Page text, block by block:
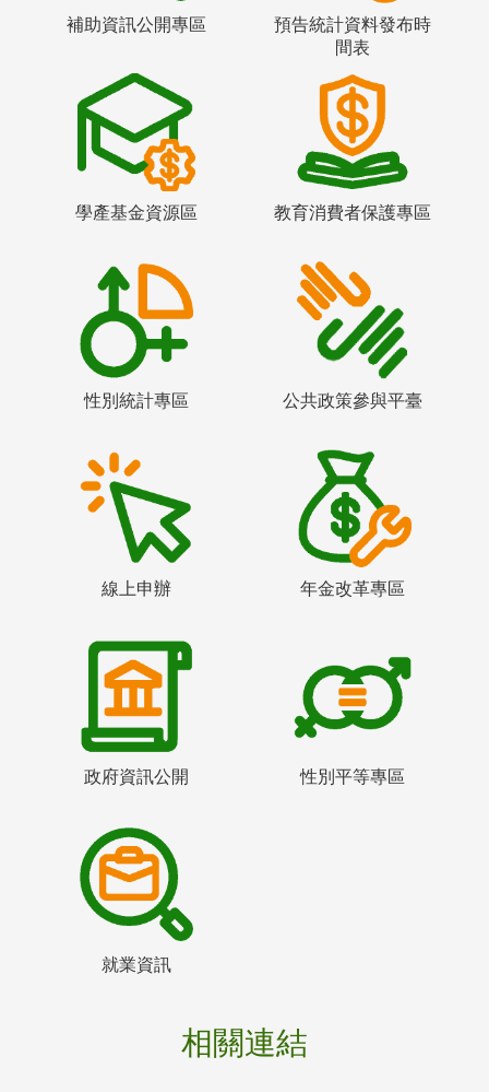
補助資訊公開專區
預告統計資料發布時
間表
學產基金資源區 教育消費者保護專區
性別統計專區 公共政策參與平臺
線上申辦 年金改革專區
政府資訊公開 性別平等專區
就業資訊
相關連結